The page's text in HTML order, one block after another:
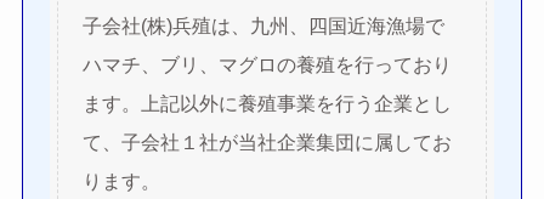
子会社(株)兵殖は、九州、四国近海漁場で
ハマチ、ブリ、マグロの養殖を行っており
ます。上記以外に養殖事業を行う企業とし
て、子会社１社が当社企業集団に属してお
ります。